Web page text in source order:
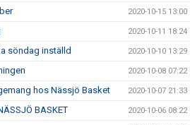
2020-10-15 13:00
2020-10-11 18:24
söndag inställd 2020-10-10 13:29
2020-10-08 07:22
hos Nässjö Basket 2020-10-07 21:33
BASKET 2020-10-06 08:22